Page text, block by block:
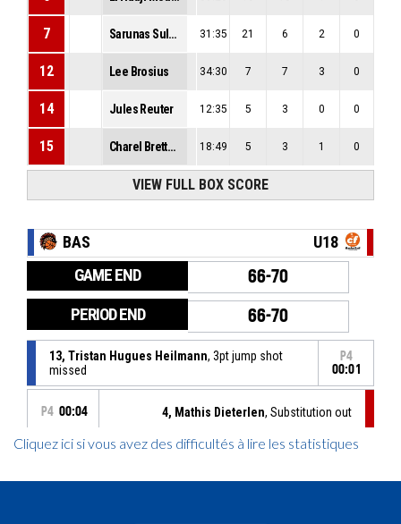
Cliquez ici si vous avez des difficultés à lire les statistiques